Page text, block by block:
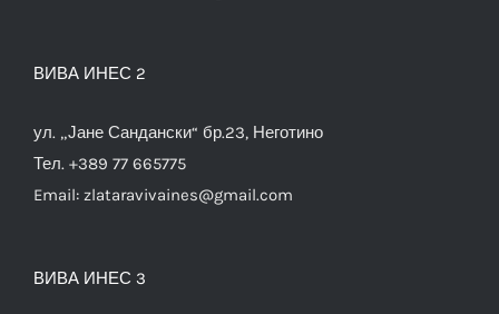
ВИВА ИНЕС 2
ул. „Јане Сандански“ бр.23, Неготино
Тел. +389 77 665775
Email: zlataravivaines@gmail.com
ВИВА ИНЕС 3